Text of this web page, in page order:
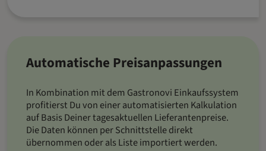
Automatische Preisanpassungen
In Kombination mit dem Gastronovi Einkaufssystem
profitierst Du von einer automatisierten Kalkulation
auf Basis Deiner tagesaktuellen Lieferantenpreise.
Die Daten können per Schnittstelle direkt
übernommen oder als Liste importiert werden.